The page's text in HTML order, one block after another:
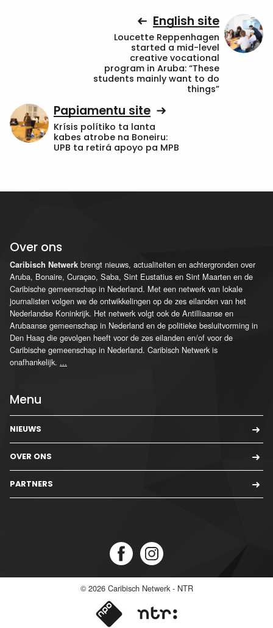
English site
Loucette Reppenhagen
started a mid-level
creative vocational
program in Aruba: “These
students mainly want to do
things”
Papiamentu site
Krísis polítiko ta lanta
kabes atrobe na Boneiru:
UPB ta retirá apoyo pa MPB
Over ons
Caribisch Netwerk brengt nieuws, actualiteiten en achtergronden over
Aruba, Bonaire, Curaçao, Saba, Sint Eustatius en Sint Maarten en de
Caribische gemeenschap in Nederland. Met een netwerk van lokale
journalisten volgen we de ontwikkelingen op de zes eilanden van het
Nederlandse Koninkrijk. Het netwerk volgt ook de Antilliaanse en
Arubaanse gemeenschap in Nederland en de politieke besluitvorming in
Den Haag die gevolgen heeft voor de zes eilanden en/of voor de
Caribische gemeenschap in Nederland. Caribisch Netwerk is
onafhankelijk. ...
Menu
NIEUWS
OVER ONS
PARTNERS
© 2026 Caribisch Netwerk - NTR